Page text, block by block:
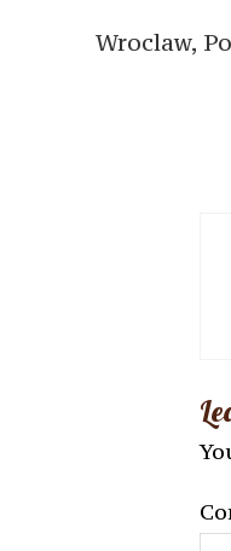
Wroclaw,